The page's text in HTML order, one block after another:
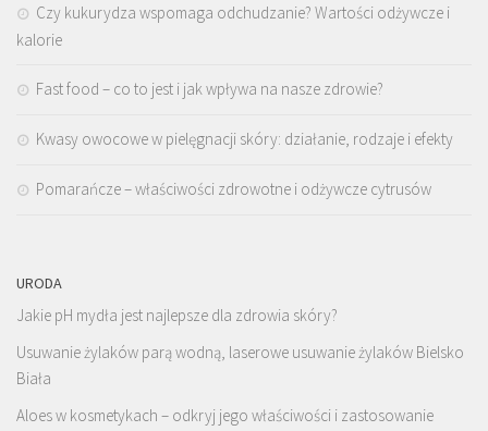
Czy kukurydza wspomaga odchudzanie? Wartości odżywcze i
kalorie
Fast food – co to jest i jak wpływa na nasze zdrowie?
Kwasy owocowe w pielęgnacji skóry: działanie, rodzaje i efekty
Pomarańcze – właściwości zdrowotne i odżywcze cytrusów
URODA
Jakie pH mydła jest najlepsze dla zdrowia skóry?
Usuwanie żylaków parą wodną, laserowe usuwanie żylaków Bielsko
Biała
Aloes w kosmetykach – odkryj jego właściwości i zastosowanie